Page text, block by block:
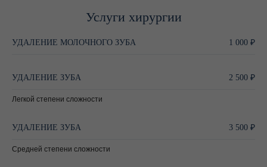
Услуги хирургии
УДАЛЕНИЕ МОЛОЧНОГО ЗУБА 1 000 ₽
УДАЛЕНИЕ ЗУБА 2 500 ₽
Легкой степени сложности
УДАЛЕНИЕ ЗУБА 3 500 ₽
Средней степени сложности